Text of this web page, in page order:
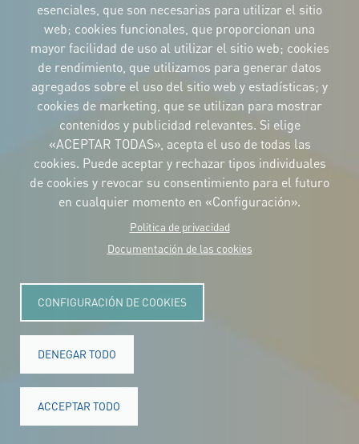
IDENTIDAD CORPORATIVA
Descargue
los logotipos
y el manual
NEWSLETTER
CONTACTO
Carrer Avinyó, 15
08002 Barcelona
culture@uclg.org
© Copyright 2025. Todos los derechos reservados.
esenciales, que son necesarias para utilizar el sitio
web; cookies funcionales, que proporcionan una
mayor facilidad de uso al utilizar el sitio web; cookies
de rendimiento, que utilizamos para generar datos
agregados sobre el uso del sitio web y estadísticas; y
cookies de marketing, que se utilizan para mostrar
contenidos y publicidad relevantes. Si elige
«ACEPTAR TODAS», acepta el uso de todas las
cookies. Puede aceptar y rechazar tipos individuales
de cookies y revocar su consentimiento para el futuro
en cualquier momento en «Configuración».
Politica de privacidad
Documentación de las cookies
CONFIGURACIÓN DE COOKIES
DENEGAR TODO
ACCEPTAR TODO
LegalAccesibilidad